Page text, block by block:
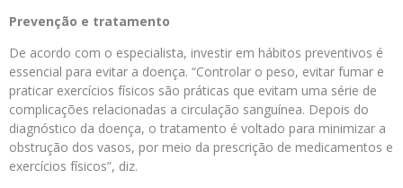
Prevenção e tratamento
De acordo com o especialista, investir em hábitos preventivos é
essencial para evitar a doença. “Controlar o peso, evitar fumar e
praticar exercícios físicos são práticas que evitam uma série de
complicações relacionadas a circulação sanguínea. Depois do
diagnóstico da doença, o tratamento é voltado para minimizar a
obstrução dos vasos, por meio da prescrição de medicamentos e
exercícios físicos”, diz.